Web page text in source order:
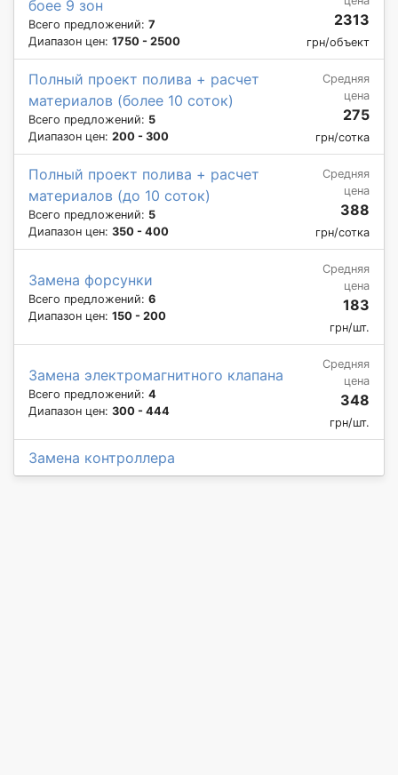
боее 9 зон
Всего предложений: 7
Диапазон цен: 1750 - 2500
2313
грн/объект
Полный проект полива + расчет
материалов (более 10 соток)
Всего предложений: 5
Диапазон цен: 200 - 300
Средняя
цена
275
грн/сотка
Полный проект полива + расчет
материалов (до 10 соток)
Всего предложений: 5
Диапазон цен: 350 - 400
Средняя
цена
388
грн/сотка
Замена форсунки
Всего предложений: 6
Диапазон цен: 150 - 200
Средняя
цена
183
грн/шт.
Замена электромагнитного клапана
Всего предложений: 4
Диапазон цен: 300 - 444
Средняя
цена
348
грн/шт.
Замена контроллера